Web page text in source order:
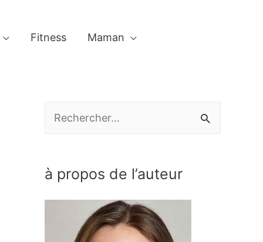
Fitness Maman
h
à propos de l’auteur